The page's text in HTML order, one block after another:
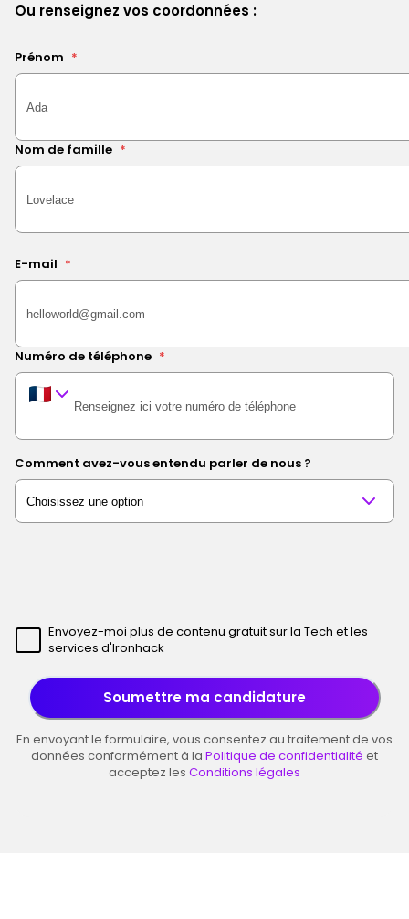
Ou renseignez vos coordonnées :
Prénom *
Nom de famille *
E-mail *
Numéro de téléphone *
Comment avez-vous entendu parler de nous ?
Envoyez-moi plus de contenu gratuit sur la Tech et les
services d'Ironhack
Soumettre ma candidature
En envoyant le formulaire, vous consentez au traitement de vos
données conformément à la Politique de confidentialité et
acceptez les Conditions légales